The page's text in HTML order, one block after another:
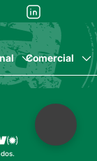
Comercial